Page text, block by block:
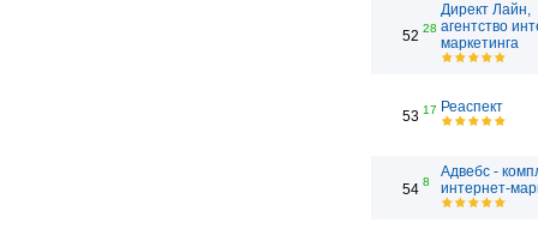
52 28
Директ Лайн,
агентство
маркетинга
53 17 Реаспект
54 8
Адвебс -
интернет-